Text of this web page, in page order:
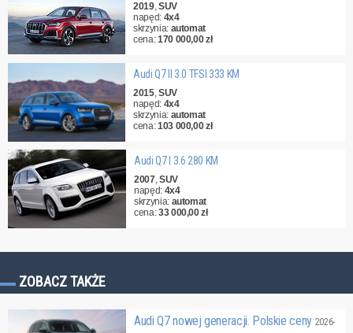
2019,SUV
napęd: 4x4
skrzynia: automat
cena:170 000,00 zł
Audi Q7 II 3.0 TFSI 333 KM
2015,SUV
napęd: 4x4
skrzynia: automat
cena:103 000,00 zł
Audi Q7 I 3.6 280 KM
2007,SUV
napęd: 4x4
skrzynia: automat
cena:33 000,00 zł
ZOBACZ TAKŻE
Audi Q7 nowej generacji. Polskie ceny 2026-